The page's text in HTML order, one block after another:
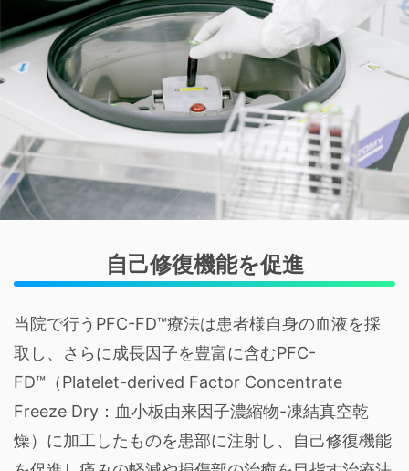
自己修復機能を促進
当院で行うPFC-FD™療法は患者様自身の血液を採
取し、さらに成長因子を豊富に含むPFC-
FD™（Platelet-derived Factor Concentrate
Freeze Dry：血小板由来因子濃縮物-凍結真空乾
燥）に加工したものを患部に注射し、自己修復機能